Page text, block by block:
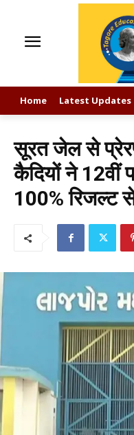
Home Latest Updates
सूरत जेल से
कैदियों ने 12वीं
100% रिजल्ट